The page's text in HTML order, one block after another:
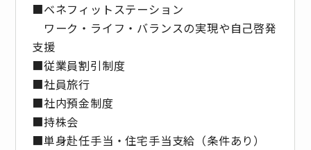
■ベネフィットステーション
ワーク・ライフ・バランスの実現や自己啓発
支援
■従業員割引制度
■社員旅⾏
■社内預⾦制度
■持株会
■単身赴任手当・住宅手当支給（条件あり）